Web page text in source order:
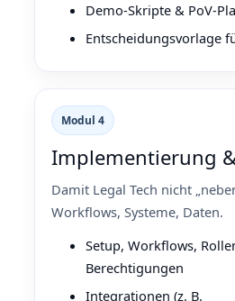
Demo‑Skripte &
Entscheidungsvorlage
Modul 4
Implementierung
Damit Legal Tech nicht
Workflows, Systeme, Daten.
Setup, Workflows,
Berechtigungen
Integrationen (z. B.